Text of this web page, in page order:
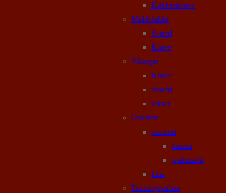
Køkkenknive
Middelalder
Sværd
Knive
Vikinger
Knive
Sværd
Økser
Orienten
samurai
katana
wakizashi
kina
Træningsvåben